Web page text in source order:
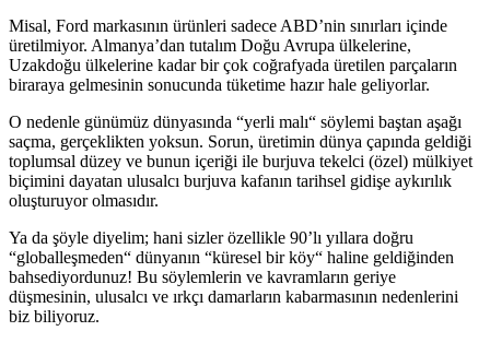
Misal, Ford markasının ürünleri sadece ABD’nin sınırları içinde
üretilmiyor. Almanya’dan tutalım Doğu Avrupa ülkelerine,
Uzakdoğu ülkelerine kadar bir çok coğrafyada üretilen parçaların
biraraya gelmesinin sonucunda tüketime hazır hale geliyorlar.
O nedenle günümüz dünyasında “yerli malı“ söylemi baştan aşağı
saçma, gerçeklikten yoksun. Sorun, üretimin dünya çapında geldiği
toplumsal düzey ve bunun içeriği ile burjuva tekelci (özel) mülkiyet
biçimini dayatan ulusalcı burjuva kafanın tarihsel gidişe aykırılık
oluşturuyor olmasıdır.
Ya da şöyle diyelim; hani sizler özellikle 90’lı yıllara doğru
“globalleşmeden“ dünyanın “küresel bir köy“ haline geldiğinden
bahsediyordunuz! Bu söylemlerin ve kavramların geriye
düşmesinin, ulusalcı ve ırkçı damarların kabarmasının nedenlerini
biz biliyoruz.